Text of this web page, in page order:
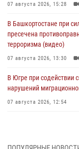
07 августа 2026, 15:28
В Башкортостане при
пресечена
терроризма (видео)
07 августа 2026, 13:30
В Югре при содействии
нарушений
07 августа 2026, 12:54